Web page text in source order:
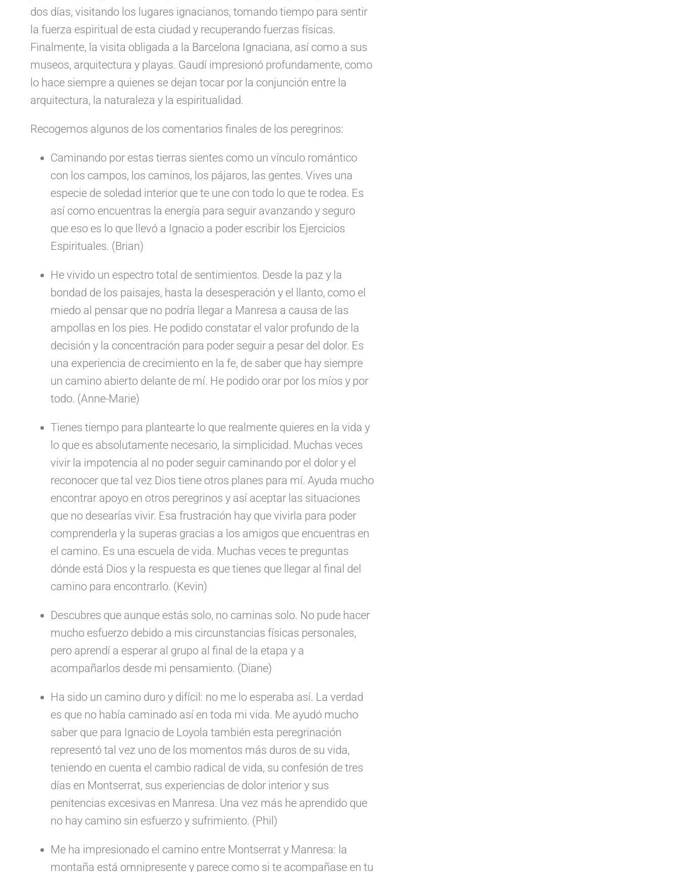
dos días, visitando los lugares ignacianos, tomando tiempo para sentir
la fuerza espiritual de esta ciudad y recuperando fuerzas físicas.
Finalmente, la visita obligada a la Barcelona Ignaciana, así como a sus
museos, arquitectura y playas. Gaudí impresionó profundamente, como
lo hace siempre a quienes se dejan tocar por la conjunción entre la
arquitectura, la naturaleza y la espiritualidad.
Recogemos algunos de los comentarios finales de los peregrinos:
Caminando por estas tierras sientes como un vínculo romántico
con los campos, los caminos, los pájaros, las gentes. Vives una
especie de soledad interior que te une con todo lo que te rodea. Es
así como encuentras la energía para seguir avanzando y seguro
que eso es lo que llevó a Ignacio a poder escribir los Ejercicios
Espirituales. (Brian)
He vivido un espectro total de sentimientos. Desde la paz y la
bondad de los paisajes, hasta la desesperación y el llanto, como el
miedo al pensar que no podría llegar a Manresa a causa de las
ampollas en los pies. He podido constatar el valor profundo de la
decisión y la concentración para poder seguir a pesar del dolor. Es
una experiencia de crecimiento en la fe, de saber que hay siempre
un camino abierto delante de mí. He podido orar por los míos y por
todo. (Anne-Marie)
Tienes tiempo para plantearte lo que realmente quieres en la vida y
lo que es absolutamente necesario, la simplicidad. Muchas veces
vivir la impotencia al no poder seguir caminando por el dolor y el
reconocer que tal vez Dios tiene otros planes para mí. Ayuda mucho
encontrar apoyo en otros peregrinos y así aceptar las situaciones
que no desearías vivir. Esa frustración hay que vivirla para poder
comprenderla y la superas gracias a los amigos que encuentras en
el camino. Es una escuela de vida. Muchas veces te preguntas
dónde está Dios y la respuesta es que tienes que llegar al final del
camino para encontrarlo. (Kevin)
Descubres que aunque estás solo, no caminas solo. No pude hacer
mucho esfuerzo debido a mis circunstancias físicas personales,
pero aprendí a esperar al grupo al final de la etapa y a
acompañarlos desde mi pensamiento. (Diane)
Ha sido un camino duro y difícil: no me lo esperaba así. La verdad
es que no había caminado así en toda mi vida. Me ayudó mucho
saber que para Ignacio de Loyola también esta peregrinación
representó tal vez uno de los momentos más duros de su vida,
teniendo en cuenta el cambio radical de vida, su confesión de tres
días en Montserrat, sus experiencias de dolor interior y sus
penitencias excesivas en Manresa. Una vez más he aprendido que
no hay camino sin esfuerzo y sufrimiento. (Phil)
Me ha impresionado el camino entre Montserrat y Manresa: la
montaña está omnipresente y parece como si te acompañase en tu